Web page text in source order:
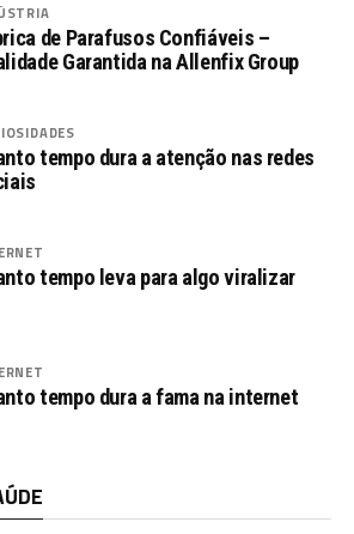
de Parafusos Confiáveis –
Garantida na Allenfix Group
tempo dura a atenção nas redes
tempo leva para algo viralizar
tempo dura a fama na internet